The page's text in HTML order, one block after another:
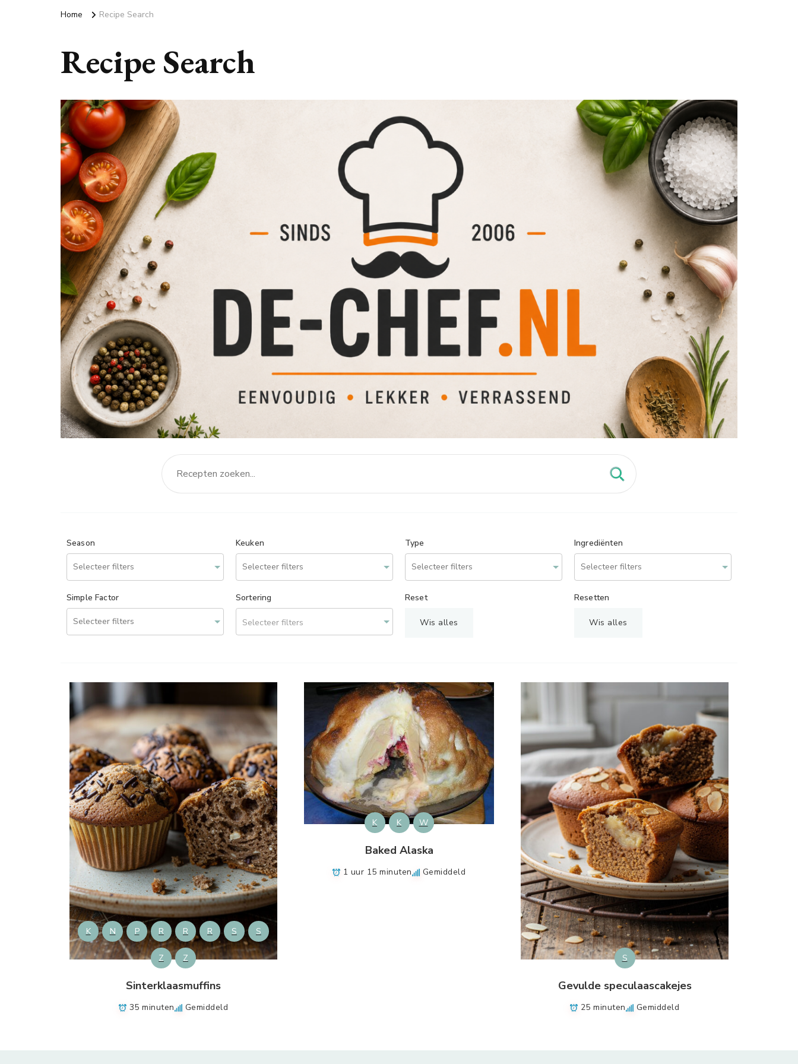
Home Recipe Search
Recipe Search
Season Keuken Type Ingrediënten
Simple Factor Sortering
Selecteer filters
Reset
Wis alles
Resetten
Wis alles
K N P R R R S S
Z Z
Sinterklaasmuffins
35 minuten Gemiddeld
K K W
Baked Alaska
1 uur 15 minuten Gemiddeld
S
Gevulde speculaascakejes
25 minuten Gemiddeld